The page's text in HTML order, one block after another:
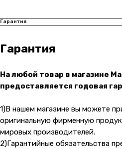
Гарантия
Гарантия
На любой товар в магазине
предоставляется годовая
1)В нашем магазине вы можете
оригинальную фирменную
мировых производителей.
2)Гарантийные обязательства